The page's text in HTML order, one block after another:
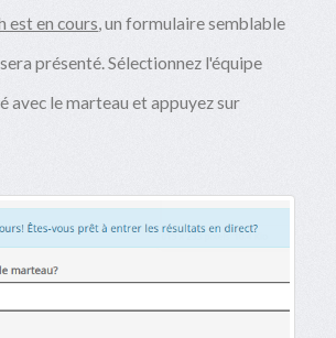
est en cours, un formulaire semblable
présenté. Sélectionnez l'équipe
avec le marteau et appuyez sur